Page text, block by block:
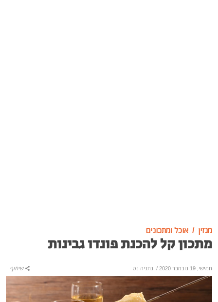
מגזין אוכל ומתכונים
מתכון קל להכנת פונדו גבינות
חמישי, 19 נובמבר 2020 / נתניה נט שיתוף